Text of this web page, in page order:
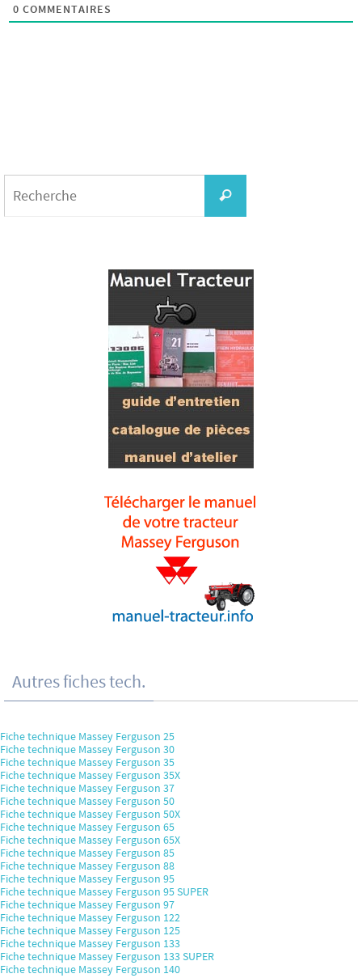
0 COMMENTAIRES
Recherche
Autres fiches tech.
Fiche technique Massey Ferguson 25
Fiche technique Massey Ferguson 30
Fiche technique Massey Ferguson 35
Fiche technique Massey Ferguson 35X
Fiche technique Massey Ferguson 37
Fiche technique Massey Ferguson 50
Fiche technique Massey Ferguson 50X
Fiche technique Massey Ferguson 65
Fiche technique Massey Ferguson 65X
Fiche technique Massey Ferguson 85
Fiche technique Massey Ferguson 88
Fiche technique Massey Ferguson 95
Fiche technique Massey Ferguson 95 SUPER
Fiche technique Massey Ferguson 97
Fiche technique Massey Ferguson 122
Fiche technique Massey Ferguson 125
Fiche technique Massey Ferguson 133
Fiche technique Massey Ferguson 133 SUPER
Fiche technique Massey Ferguson 140